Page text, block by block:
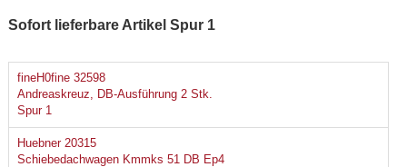
Sofort lieferbare Artikel Spur 1
fineH0fine 32598
Andreaskreuz, DB-Ausführung 2 Stk.
Spur 1
Huebner 20315
Schiebedachwagen Kmmks 51 DB Ep4